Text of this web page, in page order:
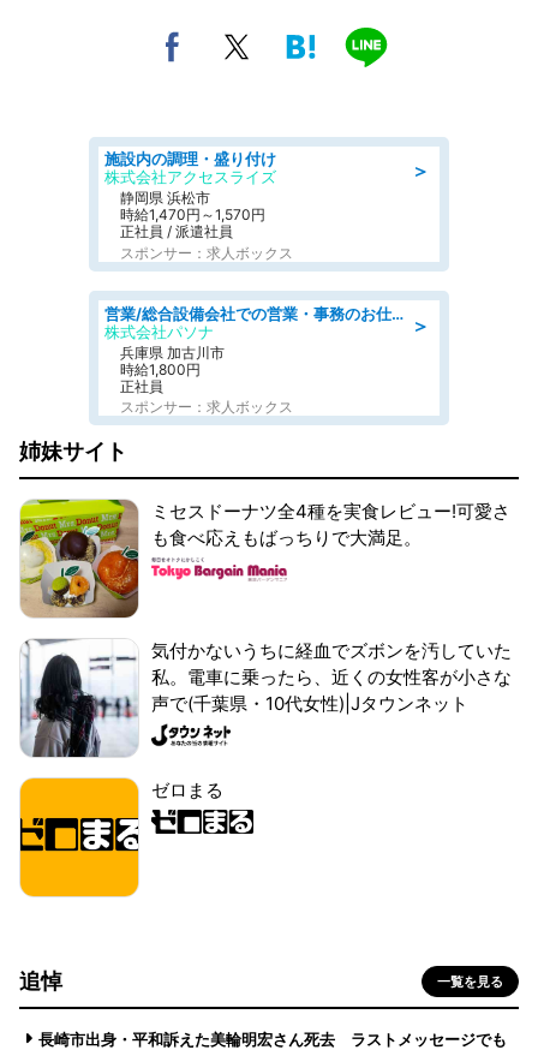
＞
施設内の調理・盛り付け
株式会社アクセスライズ
静岡県 浜松市
時給1,470円～1,570円
正社員 / 派遣社員
スポンサー：求人ボックス
＞
営業/総合設備会社での営業・事務のお仕事/車通勤可/賞与あり/営業/営業事務
株式会社パソナ
兵庫県 加古川市
時給1,800円
正社員
スポンサー：求人ボックス
姉妹サイト
ミセスドーナツ全4種を実食レビュー!可愛さ
も食べ応えもばっちりで大満足。
気付かないうちに経血でズボンを汚していた
私。電車に乗ったら、近くの女性客が小さな
声で(千葉県・10代女性)|Jタウンネット
ゼロまる
追悼 一覧を見る
長崎市出身・平和訴えた美輪明宏さん死去 ラストメッセージでも